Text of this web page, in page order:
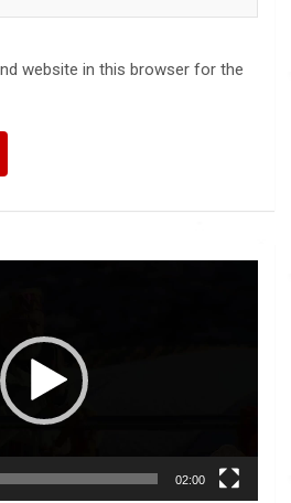
website in this browser for the
02:00